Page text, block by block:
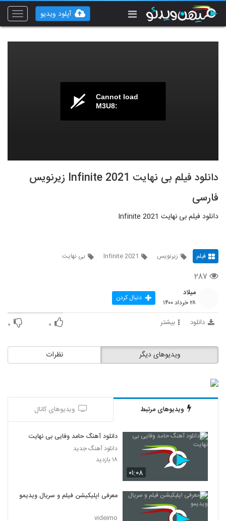
Toggle
آپلود ویدیو
Cannot load
M3U8:
دانلود فیلم بی نهایت Infinite 2021 زیرنویس
فارسی
دانلود فیلم بی نهایت Infinite 2021
فیلم زیرنویس Infinite 2021 بی نهایت
۲۸۷
میلاد
۲۸ خرداد ۱۴۰۰ دنبال کردن
دانلود بیشتر ۰ ۰
نظرات ویدیوهای دیگر
ویدیوهای مرتبط ویدیوهای کانال
۰۱:۰۸
دانلود آهنگ حامد وفایی بی نهایت
دانلود آهنگ جدید
۱۸ بازدید
معرفی اپلیکیشن فیلم و سریال ویدیمو
videimo